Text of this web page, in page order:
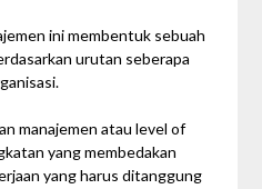
ini membentuk sebuah
urutan seberapa
manajemen atau level of
yang membedakan
yang harus ditanggung